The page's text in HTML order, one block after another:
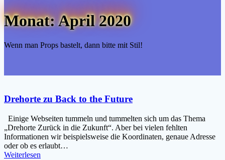
Monat:April 2020
Wenn man Props bastelt, dann bitte mit Stil!
Drehorte zu Back to the Future
Einige Webseiten tummeln und tummelten sich um das Thema
„Drehorte Zurück in die Zukunft“. Aber bei vielen fehlten
Informationen wir beispielsweise die Koordinaten, genaue Adresse
oder ob es erlaubt…
Weiterlesen